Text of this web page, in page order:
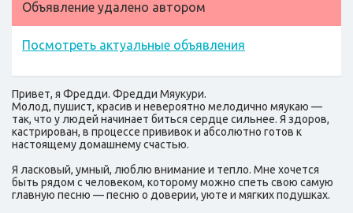
Объявление удалено автором
Посмотреть актуальные объявления
Привет, я Фредди. Фредди Мяукури.
Молод, пушист, красив и невероятно мелодично мяукаю —
так, что у людей начинает биться сердце сильнее. Я здоров,
кастрирован, в процессе прививок и абсолютно готов к
настоящему домашнему счастью.
Я ласковый, умный, люблю внимание и тепло. Мне хочется
быть рядом с человеком, которому можно спеть свою самую
главную песню — песню о доверии, уюте и мягких подушках.